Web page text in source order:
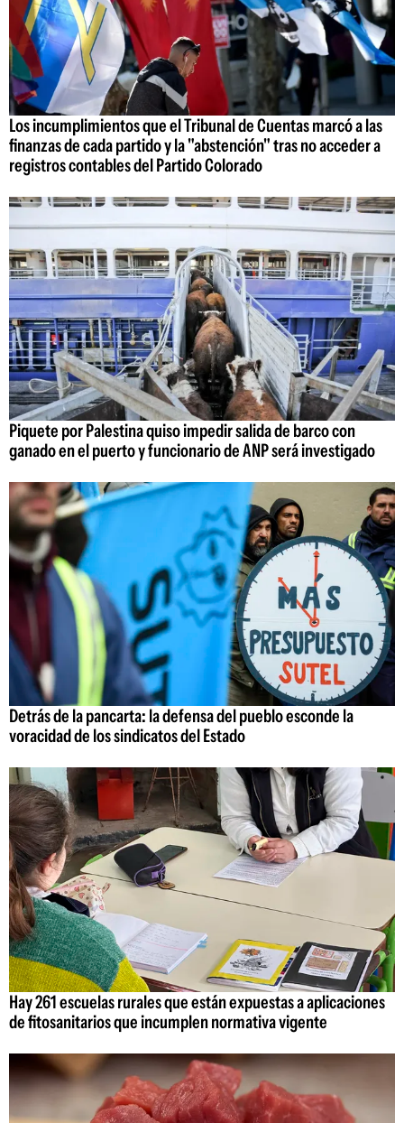
Los incumplimientos que el Tribunal de Cuentas marcó a las
finanzas de cada partido y la "abstención" tras no acceder a
registros contables del Partido Colorado
Piquete por Palestina quiso impedir salida de barco con
ganado en el puerto y funcionario de ANP será investigado
Detrás de la pancarta: la defensa del pueblo esconde la
voracidad de los sindicatos del Estado
Hay 261 escuelas rurales que están expuestas a aplicaciones
de fitosanitarios que incumplen normativa vigente